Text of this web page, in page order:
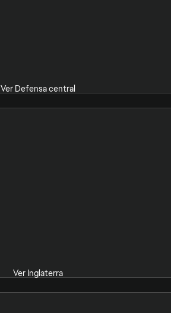
Ver Defensa central
Ver Inglaterra